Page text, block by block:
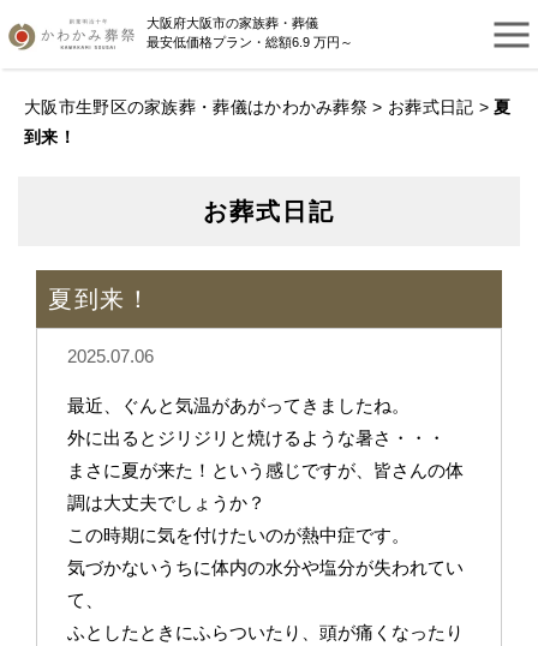
大阪府大阪市の家族葬・葬儀
最安低価格プラン・総額6.9 万円～
大阪市生野区の家族葬・葬儀はかわかみ葬祭 > お葬式日記 >夏
到来！
お葬式日記
夏到来！
2025.07.06
最近、ぐんと気温があがってきましたね。
外に出るとジリジリと焼けるような暑さ・・・
まさに夏が来た！という感じですが、皆さんの体
調は大丈夫でしょうか？
この時期に気を付けたいのが熱中症です。
気づかないうちに体内の水分や塩分が失われてい
て、
ふとしたときにふらついたり、頭が痛くなったり